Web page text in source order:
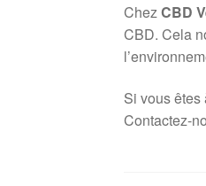
ChezCBD
CBD. Cela
Si vous êtes
Contactez-